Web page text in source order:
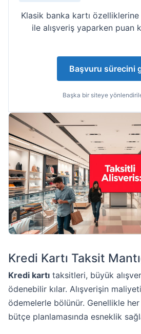
Klasik banka kartı
ile alışveriş yaparken puan
Başvuru sürecini
Başka bir siteye
Kredi Kartı Taksit
Kredi kartı taksitleri, büyük
ödenebilir kılar. Alışverişin
ödemelerle bölünür. Genellikle
bütçe planlamasında esneklik